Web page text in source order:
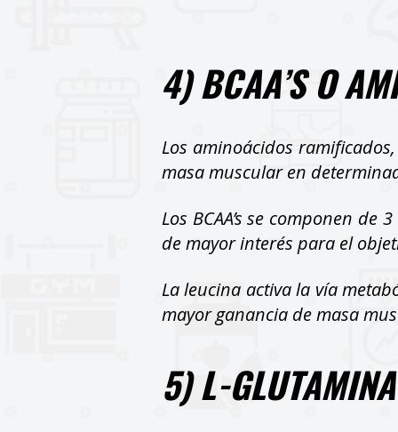
4) BCAA’S O
Los aminoácidos
masa muscular en
Los BCAA’s se componen
de mayor interés para el
La leucina activa la vía
mayor ganancia de masa
5) L-GLUTAMINA